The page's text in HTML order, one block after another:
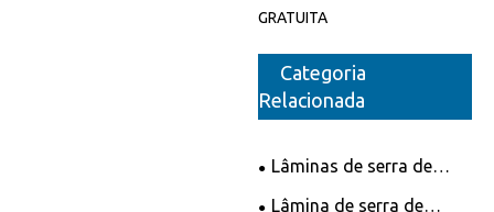
GRATUITA
Categoria
Relacionada
Lâminas de serra de
diamante X-mesh
Lâmina de serra de